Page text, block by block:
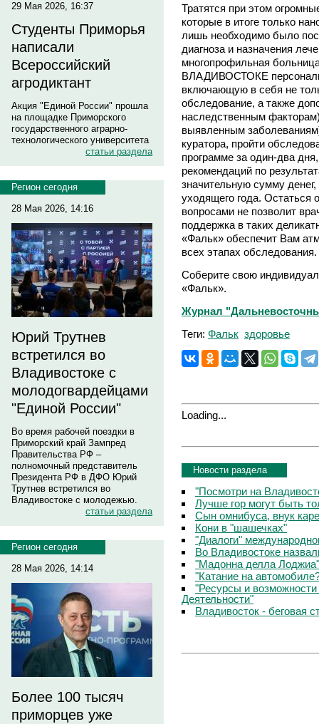
29 Мая 2026, 16:37
Студенты Приморья
написали
Всероссийский
агродиктант
Акция "Единой России" прошла
на площадке Приморского
государственного аграрно-
технологического университета
статьи раздела
Регион сегодня
28 Мая 2026, 14:16
Юрий Трутнев
встретился во
Владивостоке с
молодогвардейцами
"Единой России"
Во время рабочей поездки в
Приморский край Зампред
Правительства РФ –
полномочный представитель
Президента РФ в ДФО Юрий
Трутнев встретился во
Владивостоке с молодежью.
статьи раздела
Регион сегодня
28 Мая 2026, 14:14
Более 100 тысяч
приморцев уже
Тратятся при этом
которые в итоге только
лишь необходимо было
диагноза и назначения
многопрофильная
ВЛАДИВОСТОКЕ
включающую в себя не
обследование, а также
наследственным
выявленным
куратора, пройти
программе за один-два
рекомендаций по
значительную сумму
уходящего года. Остаться
вопросами не позволит
поддержка в таких
«Фальк» обеспечит Вам
всех этапах обследования.
Соберите свою
«Фальк».
Журнал
Теги: Фальк здоровье
Loading...
Новости раздела
"Посмотри на
Лучше гор могут быть
Сын омнибуса, внук
Кони в "шашечках"
"Диалоги"
Во Владивостоке
"Мадонна делла
"Катание на
"Ресурсы и
Деятельности"
Владивосток - беговая